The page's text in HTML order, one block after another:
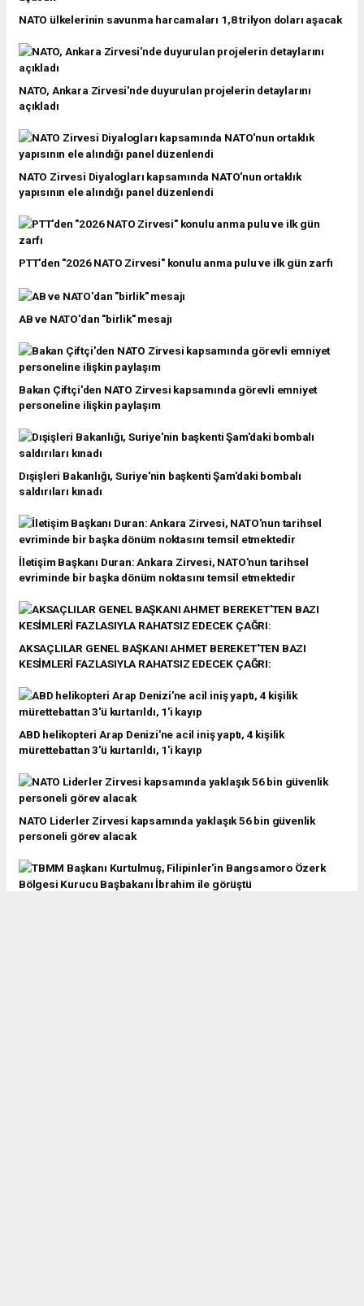
NATO ülkelerinin savunma harcamaları 1,8 trilyon doları aşacak
NATO, Ankara Zirvesi'nde duyurulan projelerin detaylarını
açıkladı
NATO Zirvesi Diyalogları kapsamında NATO'nun ortaklık
yapısının ele alındığı panel düzenlendi
PTT'den "2026 NATO Zirvesi" konulu anma pulu ve ilk gün zarfı
AB ve NATO'dan "birlik" mesajı
Bakan Çiftçi'den NATO Zirvesi kapsamında görevli emniyet
personeline ilişkin paylaşım
Dışişleri Bakanlığı, Suriye'nin başkenti Şam'daki bombalı
saldırıları kınadı
İletişim Başkanı Duran: Ankara Zirvesi, NATO'nun tarihsel
evriminde bir başka dönüm noktasını temsil etmektedir
AKSAÇLILAR GENEL BAŞKANI AHMET BEREKET'TEN BAZI
KESİMLERİ FAZLASIYLA RAHATSIZ EDECEK ÇAĞRI:
ABD helikopteri Arap Denizi'ne acil iniş yaptı, 4 kişilik
mürettebattan 3'ü kurtarıldı, 1'i kayıp
NATO Liderler Zirvesi kapsamında yaklaşık 56 bin güvenlik
personeli görev alacak